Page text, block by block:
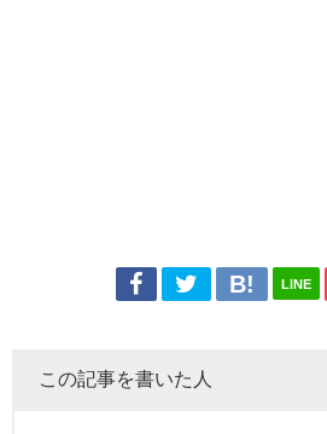
LINE
この記事を書いた人